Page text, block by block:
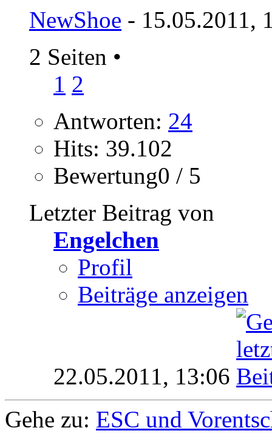
NewShoe - 15.05.2011,
2 Seiten •
1 2
Antworten: 24
Hits: 39.102
Bewertung0 / 5
Letzter Beitrag von
Engelchen
Profil
Beiträge anzeigen
22.05.2011, 13:06
Gehe zu: ESC und